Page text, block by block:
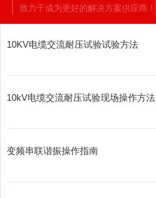
致力于成为更好的解决方案供应商！
10KV电缆交流耐压试验试验方法
10kV电缆交流耐压试验现场操作方法
变频串联谐振操作指南